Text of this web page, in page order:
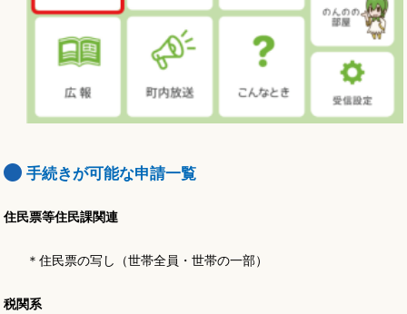
手続きが可能な申請一覧
住民票等住民課関連
＊住民票の写し（世帯全員・世帯の一部）
税関系